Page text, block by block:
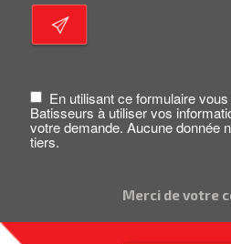
En utilisant ce formulaire
Batisseurs à utiliser vos
votre demande. Aucune donnée
tiers.
Merci de votre